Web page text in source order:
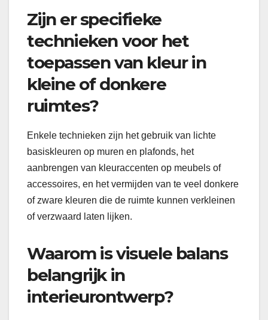
Zijn er specifieke
technieken voor het
toepassen van kleur in
kleine of donkere
ruimtes?
Enkele technieken zijn het gebruik van lichte
basiskleuren op muren en plafonds, het
aanbrengen van kleuraccenten op meubels of
accessoires, en het vermijden van te veel donkere
of zware kleuren die de ruimte kunnen verkleinen
of verzwaard laten lijken.
Waarom is visuele balans
belangrijk in
interieurontwerp?